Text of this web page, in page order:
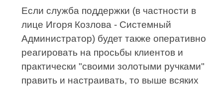
Если служба поддержки (в частности в
лице Игоря Козлова - Системный
Администратор) будет также оперативно
реагировать на просьбы клиентов и
практически "своими золотыми ручками"
править и настраивать, то выше всяких